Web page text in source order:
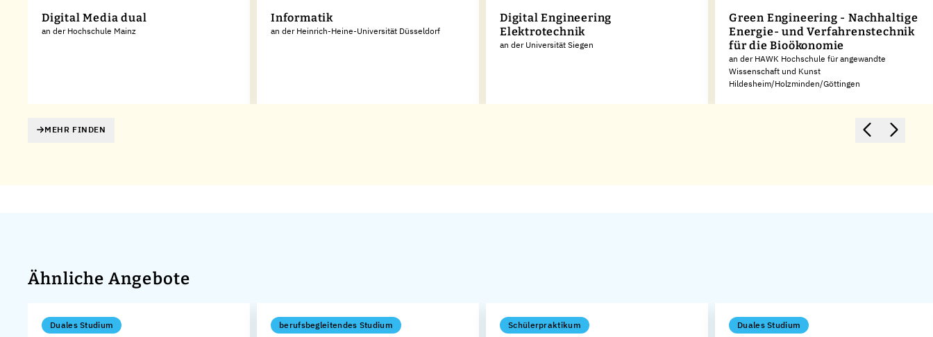
Digital Media dual
an der Hochschule Mainz
Informatik
an der Heinrich-Heine-Universität Düsseldorf
Digital Engineering
Elektrotechnik
an der Universität Siegen
Green Engineering - Nachhaltige
Energie- und Verfahrenstechnik
für die Bioökonomie
an der HAWK Hochschule für angewandte
Wissenschaft und Kunst
Hildesheim/Holzminden/Göttingen
MEHR FINDEN
Ähnliche Angebote
Duales Studium berufsbegleitendes Studium Schülerpraktikum Duales Studium